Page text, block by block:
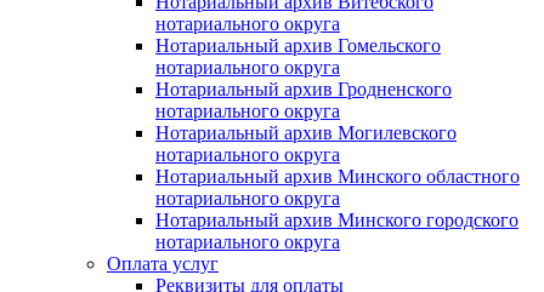
нотариального округа
Нотариальный архив Гомельского
нотариального округа
Нотариальный архив Гродненского
нотариального округа
Нотариальный архив Могилевского
нотариального округа
Нотариальный архив Минского областного
нотариального округа
Нотариальный архив Минского городского
нотариального округа
Оплата услуг
Реквизиты для оплаты